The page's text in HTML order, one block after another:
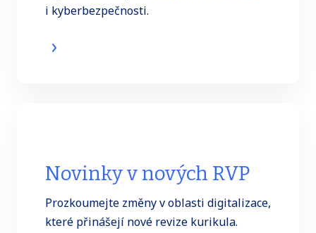
i kyberbezpečnosti.
Novinky v nových RVP
Prozkoumejte změny v oblasti digitalizace,
které přinášejí nové revize kurikula.